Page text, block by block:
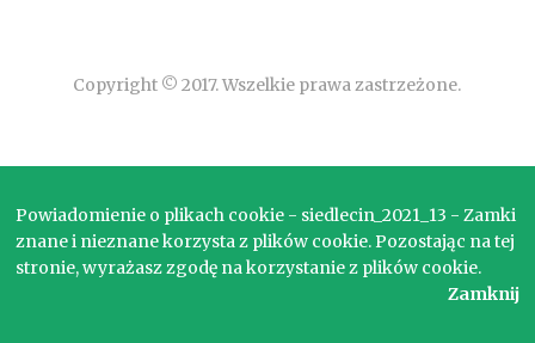
Copyright © 2017. Wszelkie prawa zastrzeżone.
Powiadomienie o plikach cookie - siedlecin_2021_13 - Zamki
znane i nieznane korzysta z plików cookie. Pozostając na tej
stronie, wyrażasz zgodę na korzystanie z plików cookie.
Zamknij